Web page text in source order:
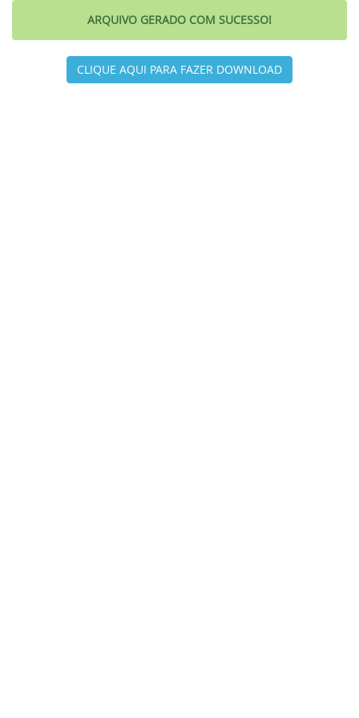
ARQUIVO GERADO COM SUCESSO!
CLIQUE AQUI PARA FAZER DOWNLOAD